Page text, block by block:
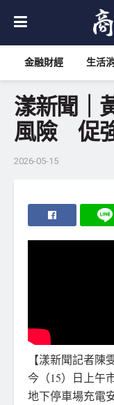
金融財經 生活
漾新聞｜
風險 促
2026-05-15
【漾新聞記者
今（15）日上午
地下停車場充電